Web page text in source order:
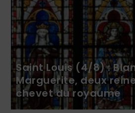
Saint Louis (4/8) :
Marguerite, deux
chevet du royaume